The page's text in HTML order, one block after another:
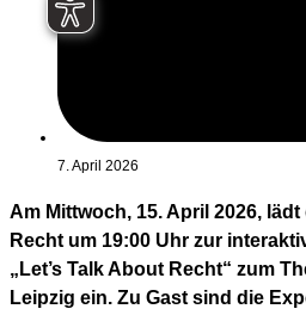
7. April 2026
Am Mittwoch, 15. April 2026,
Recht um 19:00 Uhr zur
„Let’s Talk About Recht“ zum
Leipzig ein. Zu Gast sind die